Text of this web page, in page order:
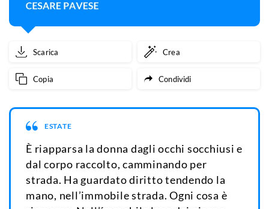
Scarica Crea
Copia Condividi
ESTATE
È riapparsa la donna dagli occhi socchiusi e
dal corpo raccolto, camminando per
strada. Ha guardato diritto tendendo la
mano, nell’immobile strada. Ogni cosa è